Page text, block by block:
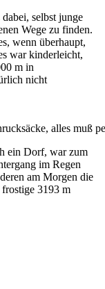
selbst junge
Wege zu finden.
wenn überhaupt,
war kinderleicht,
m in
nicht
alles muß
ein Dorf, war zum
im Regen
am Morgen die
3193 m